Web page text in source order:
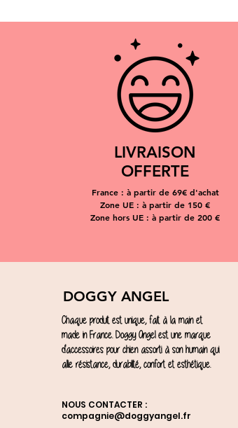
LIVRAISON
OFFERTE
France : à partir de 69€ d'achat
Zone UE : à partir de 150 €
Zone hors UE : à partir de 200 €
DOGGY ANGEL
Chaque produit est unique, fait à la main et
made in France. Doggy Angel est une marque
d'accessoires pour chien assorti à son humain qui
allie résistance, durabilité, confort et esthétique.
NOUS CONTACTER :
compagnie@doggyangel.fr